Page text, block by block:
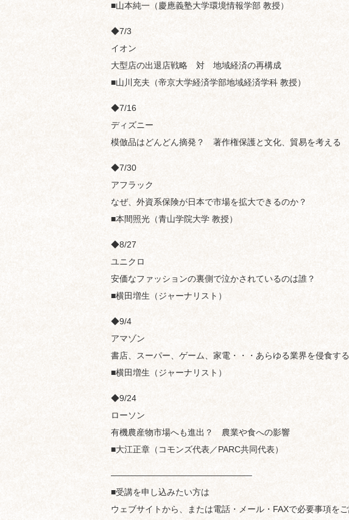
■山本純一（慶應義塾大学環境情報学部 教授）
◆7/3
イオン
大型店の出退店戦略 対 地域経済の再構成
■山川充夫（帝京大学経済学部地域経済学科 教授）
◆7/16
ディズニー
模倣品はどんどん摘発？ 著作権保護と文化、貿易を考える
◆7/30
アフラック
なぜ、外資系保険が日本で市場を拡大できるのか？
■本間照光（青山学院大学 教授）
◆8/27
ユニクロ
安価なファッションの裏側で泣かされているのは誰？
■横田増生（ジャーナリスト）
◆9/4
アマゾン
書店、スーパー、ゲーム、家電・・・あらゆる業界を侵食す
■横田増生（ジャーナリスト）
◆9/24
ローソン
有機農産物市場へも進出？ 農業や食への影響
■大江正章（コモンズ代表／PARC共同代表）
————————————————–
■受講を申し込みたい方は
ウェブサイトから、または電話・メール・FAXで必要事項を